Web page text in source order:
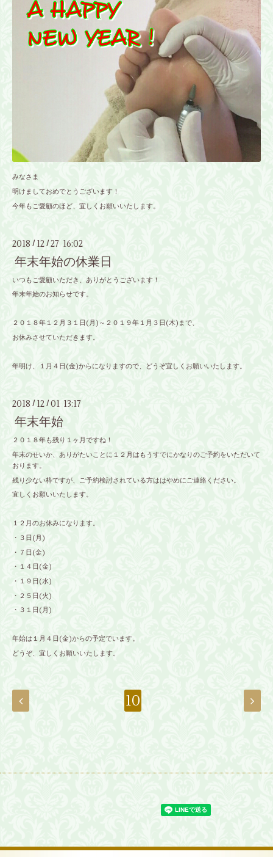
みなさま
明けましておめでとうございます！
今年もご愛顧のほど、宜しくお願いいたします。
2018 / 12 /27 16:02
年末年始の休業日
いつもご愛顧いただき、ありがとうございます！
年末年始のお知らせです。
２０１８年１２月３１日(月)～２０１９年１月３日(木)まで、
お休みさせていただきます。
年明け、１月４日(金)からになりますので、どうぞ宜しくお願いいたします。
2018 / 12 / 01 13:17
年末年始
２０１８年も残り１ヶ月ですね！
年末のせいか、ありがたいことに１２月はもうすでにかなりのご予約をいただいて
おります。
残り少ない枠ですが、ご予約検討されている方ははやめにご連絡ください。
宜しくお願いいたします。
１２月のお休みになります。
・３日(月)
・７日(金)
・１４日(金)
・１９日(水)
・２５日(火)
・３１日(月)
年始は１月４日(金)からの予定でいます。
どうぞ、宜しくお願いいたします。
10